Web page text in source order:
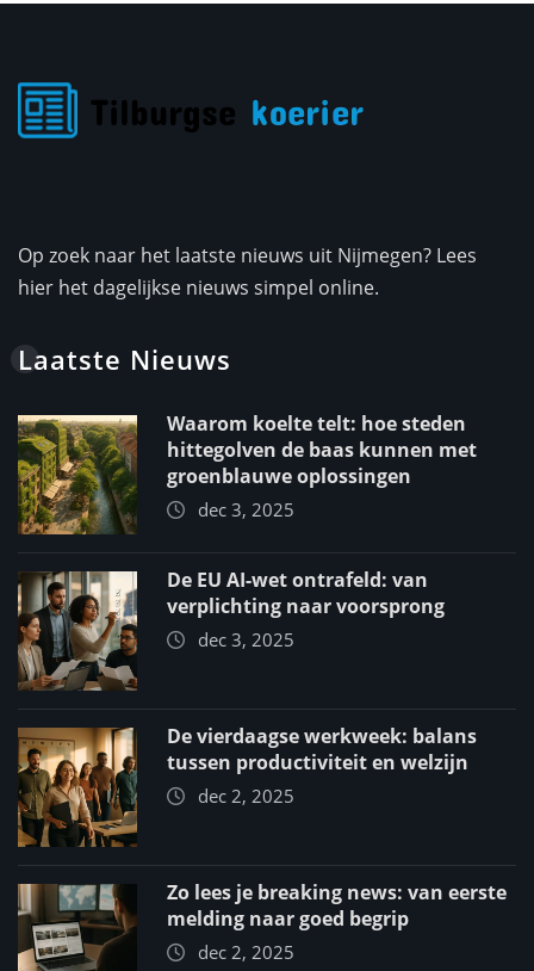
Op zoek naar het laatste nieuws uit Nijmegen? Lees
hier het dagelijkse nieuws simpel online.
Laatste Nieuws
Waarom koelte telt: hoe steden
hittegolven de baas kunnen met
groenblauwe oplossingen
dec 3, 2025
De EU AI-wet ontrafeld: van
verplichting naar voorsprong
dec 3, 2025
De vierdaagse werkweek: balans
tussen productiviteit en welzijn
dec 2, 2025
Zo lees je breaking news: van eerste
melding naar goed begrip
dec 2, 2025